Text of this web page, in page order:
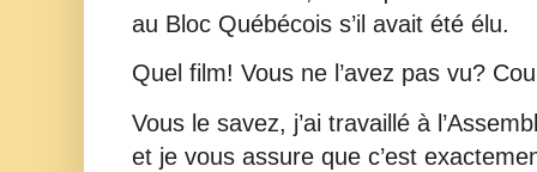
au Bloc Québécois s’il avait été élu.
Quel film! Vous ne l’avez pas vu?
Vous le savez, j’ai travaillé à
et je vous assure que c’est